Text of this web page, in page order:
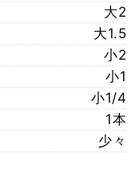
大2
大1.5
小2
小1
小1/4
1本
少々